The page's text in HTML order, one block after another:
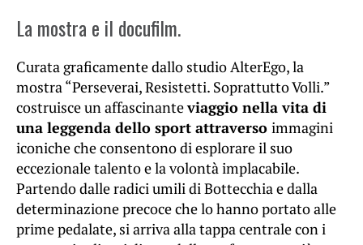
La mostra e il docufilm.
Curata graficamente dallo studio AlterEgo, la
mostra “Perseverai, Resistetti. Soprattutto Volli.”
costruisce un affascinanteviaggio nella vita di
una leggenda dello sport attraverso immagini
iconiche che consentono di esplorare il suo
eccezionale talento e la volontà implacabile.
Partendo dalle radici umili di Bottecchia e dalla
determinazione precoce che lo hanno portato alle
prime pedalate, si arriva alla tappa centrale con i